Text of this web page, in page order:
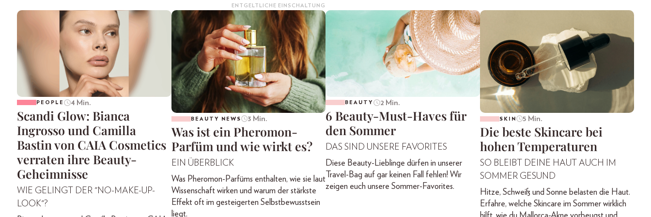
PEOPLE 4 Min.
Scandi Glow: Bianca
Ingrosso und Camilla
Bastin von CAIA Cosmetics
verraten ihre Beauty-
Geheimnisse
WIE GELINGT DER "NO-MAKE-UP-
LOOK"?
ENTGELTLICHE EINSCHALTUNG
BEAUTY NEWS 3 Min.
Was ist ein Pheromon-
Parfüm und wie wirkt es?
EIN ÜBERBLICK
Was Pheromon-Parfüms enthalten, wie sie laut
Wissenschaft wirken und warum der stärkste
Effekt oft im gesteigerten Selbstbewusstsein
liegt.
BEAUTY 2 Min.
6 Beauty-Must-Haves für
den Sommer
DAS SIND UNSERE FAVORITES
Diese Beauty-Lieblinge dürfen in unserer
Travel-Bag auf gar keinen Fall fehlen! Wir
zeigen euch unsere Sommer-Favorites.
SKIN 5 Min.
Die beste Skincare bei
hohen Temperaturen
SO BLEIBT DEINE HAUT AUCH IM
SOMMER GESUND
Hitze, Schweiß und Sonne belasten die Haut.
Erfahre, welche Skincare im Sommer wirklich